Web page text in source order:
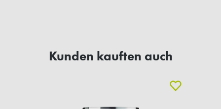
Kunden kauften auch